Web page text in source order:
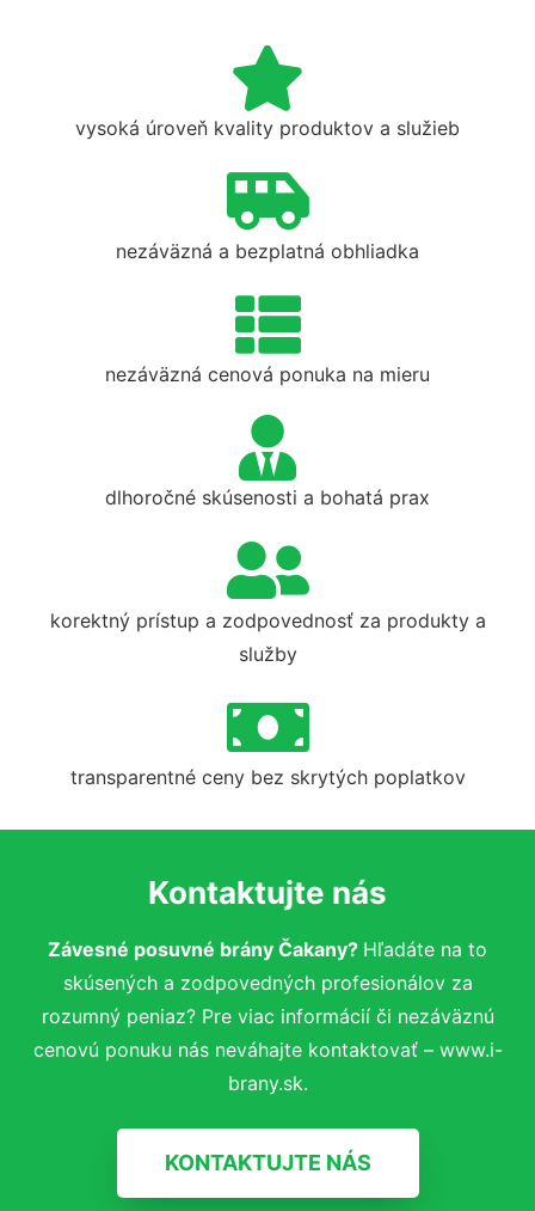
vysoká úroveň kvality produktov a služieb
nezáväzná a bezplatná obhliadka
nezáväzná cenová ponuka na mieru
dlhoročné skúsenosti a bohatá prax
korektný prístup a zodpovednosť za produkty a
služby
transparentné ceny bez skrytých poplatkov
Kontaktujte nás
Závesné posuvné brány Čakany? Hľadáte na to
skúsených a zodpovedných profesionálov za
rozumný peniaz? Pre viac informácií či nezáväznú
cenovú ponuku nás neváhajte kontaktovať – www.i-
brany.sk.
KONTAKTUJTE NÁS